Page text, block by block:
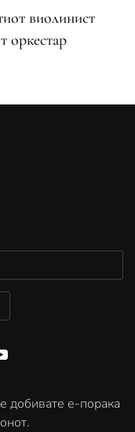
виолинист
оркестар
добивате е-порака